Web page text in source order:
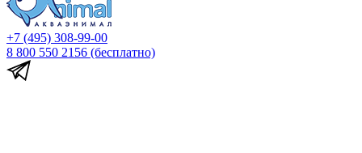
+7 (495) 308-99-00
8 800 550 2156 (бесплатно)